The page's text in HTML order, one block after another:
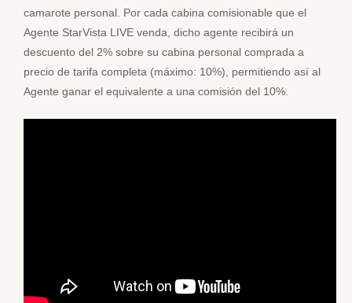
camarote personal. Por cada cabina comisionable que el
Agente StarVista LIVE venda, dicho agente recibirá un
descuento del 2% sobre su cabina personal comprada a
precio de tarifa completa (máximo: 10%), permitiendo así al
Agente ganar el equivalente a una comisión del 10%.